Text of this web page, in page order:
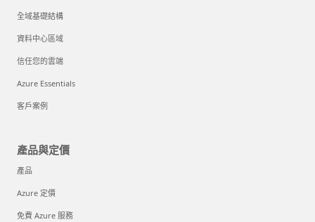
全域基礎結構
資料中心區域
信任您的雲端
Azure Essentials
客戶案例
產品與定價
產品
Azure 定價
免費 Azure 服務